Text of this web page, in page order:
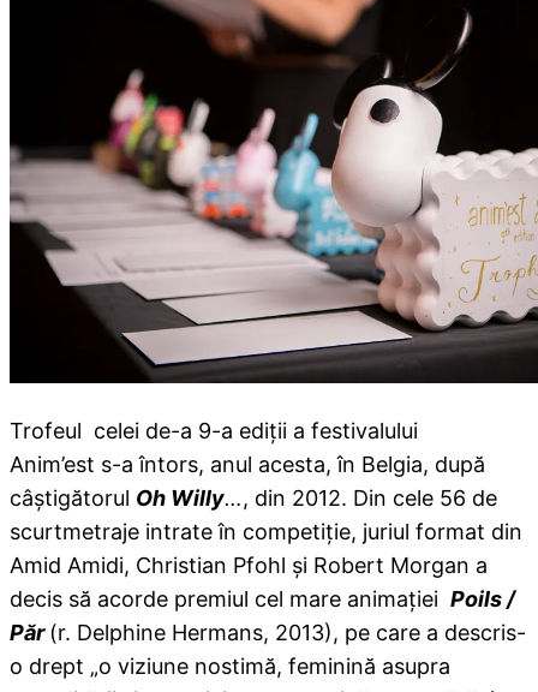
Trofeul celei de-a 9-a ediții a festivalului
Anim’est s-a întors, anul acesta, în Belgia, după
câștigătorul Oh Willy…, din 2012. Din cele 56 de
scurtmetraje intrate în competiție, juriul format din
Amid Amidi, Christian Pfohl și Robert Morgan a
decis să acorde premiul cel mare animației Poils /
Păr (r. Delphine Hermans, 2013), pe care a descris-
o drept „o viziune nostimă, feminină asupra